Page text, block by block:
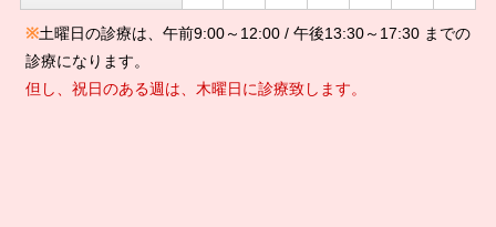
※土曜日の診療は、午前9:00～12:00 / 午後13:30～17:30 までの
診療になります。
但し、祝日のある週は、木曜日に診療致します。